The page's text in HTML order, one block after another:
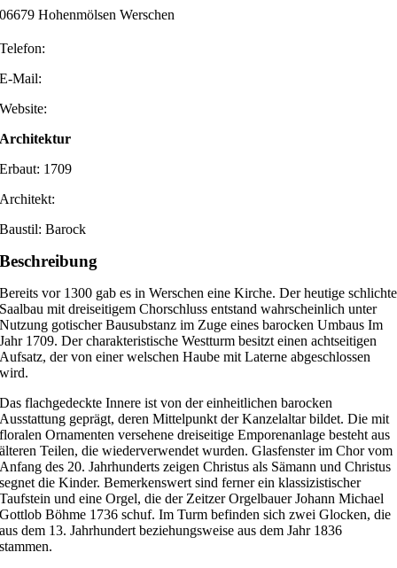
06679 Hohenmölsen Werschen
Telefon:
E-Mail:
Website:
Architektur
Erbaut: 1709
Architekt:
Baustil: Barock
Beschreibung
Bereits vor 1300 gab es in Werschen eine Kirche. Der heutige schlichte
Saalbau mit dreiseitigem Chorschluss entstand wahrscheinlich unter
Nutzung gotischer Bausubstanz im Zuge eines barocken Umbaus Im
Jahr 1709. Der charakteristische Westturm besitzt einen achtseitigen
Aufsatz, der von einer welschen Haube mit Laterne abgeschlossen
wird.
Das flachgedeckte Innere ist von der einheitlichen barocken
Ausstattung geprägt, deren Mittelpunkt der Kanzelaltar bildet. Die mit
floralen Ornamenten versehene dreiseitige Emporenanlage besteht aus
älteren Teilen, die wiederverwendet wurden. Glasfenster im Chor vom
Anfang des 20. Jahrhunderts zeigen Christus als Sämann und Christus
segnet die Kinder. Bemerkenswert sind ferner ein klassizistischer
Taufstein und eine Orgel, die der Zeitzer Orgelbauer Johann Michael
Gottlob Böhme 1736 schuf. Im Turm befinden sich zwei Glocken, die
aus dem 13. Jahrhundert beziehungsweise aus dem Jahr 1836
stammen.